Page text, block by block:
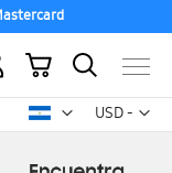
USD -
dólar
Mi carrito